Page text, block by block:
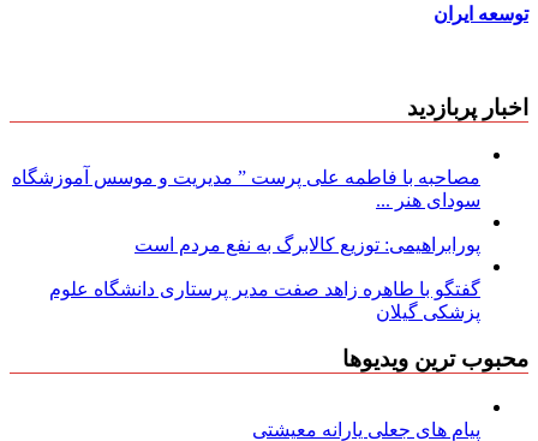
توسعه ایران
اخبار پربازدید
مصاحبه با فاطمه علی پرست ” مدیریت و موسس آموزشگاه
سودای هنر ...
پورابراهیمی: توزیع کالابرگ به نفع مردم است
گفتگو با طاهره زاهد صفت مدیر پرستاری دانشگاه علوم
پزشکی گیلان
محبوب ترین ویدیوها
پیام های جعلی یارانه معیشتی